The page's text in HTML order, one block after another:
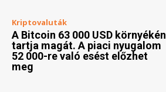
Kriptovaluták
A Bitcoin 63 000 USD környékén
tartja magát. A piaci nyugalom
52 000-re való esést előzhet
meg